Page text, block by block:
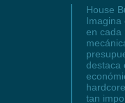
House
Imagina
en cada
destaca
tan